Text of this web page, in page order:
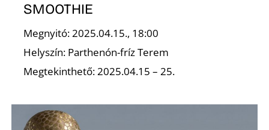
SMOOTHIE
Megnyitó: 2025.04.15., 18:00
Helyszín: Parthenón-fríz Terem
Megtekinthető: 2025.04.15 – 25.